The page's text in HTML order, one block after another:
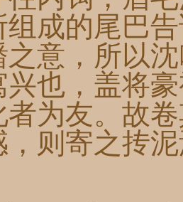
成的尾巴
意，所以
也，盖将
为友。故
则寄之抟